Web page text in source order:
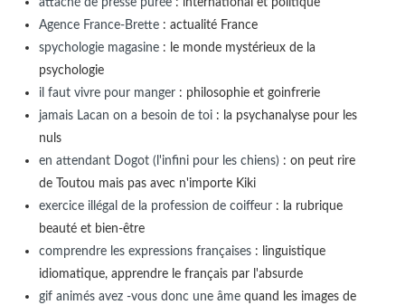
Agence France-Brette: actualité France
spychologie magasine: le monde mystérieux de la
psychologie
il faut vivre pour manger: philosophie et goinfrerie
jamais Lacan on a besoin de toi: la psychanalyse pour les
nuls
en attendant Dogot (l'infini pour les chiens): on peut rire
de Toutou mais pas avec n'importe Kiki
exercice illégal de la profession de coiffeur: la rubrique
beauté et bien-être
comprendre les expressions françaises: linguistique
idiomatique, apprendre le français par l'absurde
gif animés avez -vous donc une âmequand les images de